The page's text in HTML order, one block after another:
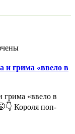
и грима «ввело в
грима «ввело в
Короля поп-